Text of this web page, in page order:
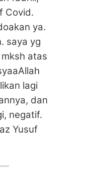
Covid.
ya.
saya yg
atas
lagi
dan
negatif.
Yusuf